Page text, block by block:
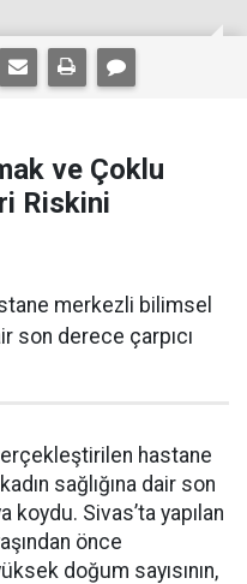
ve Çoklu
Riskini
merkezli bilimsel
son derece çarpıcı
hastane
sağlığına dair son
koydu. Sivas’ta yapılan
önce
doğum sayısının,